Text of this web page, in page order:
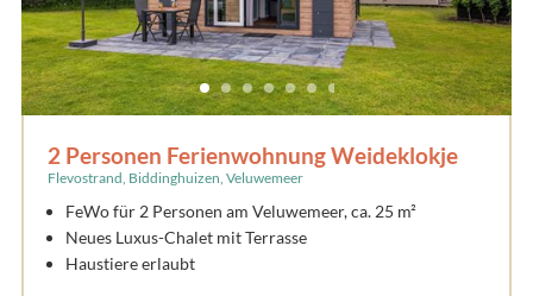
2 Personen Ferienwohnung Weideklokje
Flevostrand, Biddinghuizen, Veluwemeer
FeWo für 2 Personen am Veluwemeer, ca. 25 m²
Neues Luxus-Chalet mit Terrasse
Haustiere erlaubt